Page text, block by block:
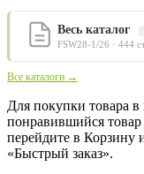
Весь каталог
FSW28-1/26 · 444
Все каталоги →
Для покупки товара
понравившийся товар
перейдите в Корзину
«Быстрый заказ».